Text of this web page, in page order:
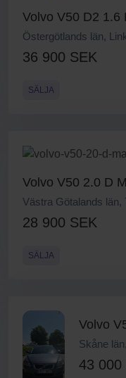
Volvo V50 D2 1.6
Östergötlands län,
36 900 SEK
SÄLJA
Volvo V50 2.0 D
Västra Götalands län,
28 900 SEK
SÄLJA
Volvo
Skåne
43 000